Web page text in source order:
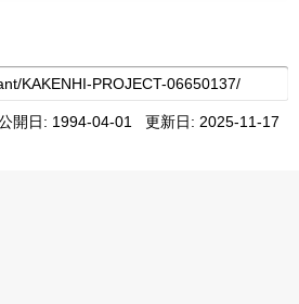
開日: 1994-04-01 更新日: 2025-11-17